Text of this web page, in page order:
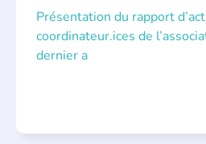
Présentation du rapport
coordinateur.ices de
dernier a